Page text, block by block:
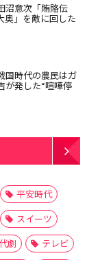
沼意次「賄賂伝
奥」を敵に回した
国時代の農民はガ
が発した“喧嘩停
平安時代
スイーツ
劇
テレビ